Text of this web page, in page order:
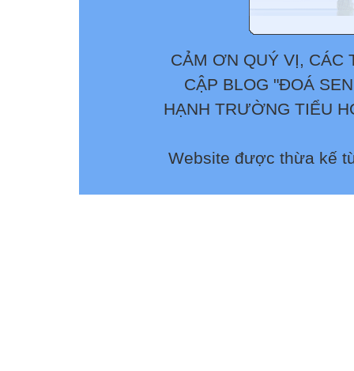
CẢM ƠN QUÝ VỊ, CÁC
CẬP BLOG "ĐOÁ
HẠNH TRƯỜNG TIỂU
Website được thừa kế